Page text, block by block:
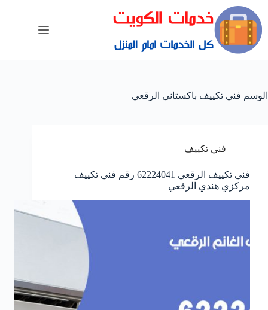
الوسم فني تكييف باكستاني الرقعي
فني تكييف
فني تكييف الرقعي 62224041 رقم فني تكييف
مركزي هندي الرقعي